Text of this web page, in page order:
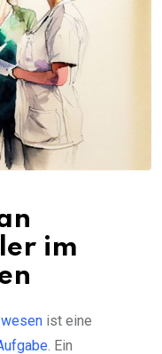
im
ist eine
. Ein